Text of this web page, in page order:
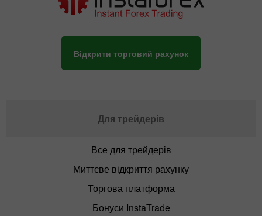
Відкрити торговий рахунок
Для трейдерів
Все для трейдерів
Миттєве відкриття рахунку
Торгова платформа
Бонуси InstaTrade